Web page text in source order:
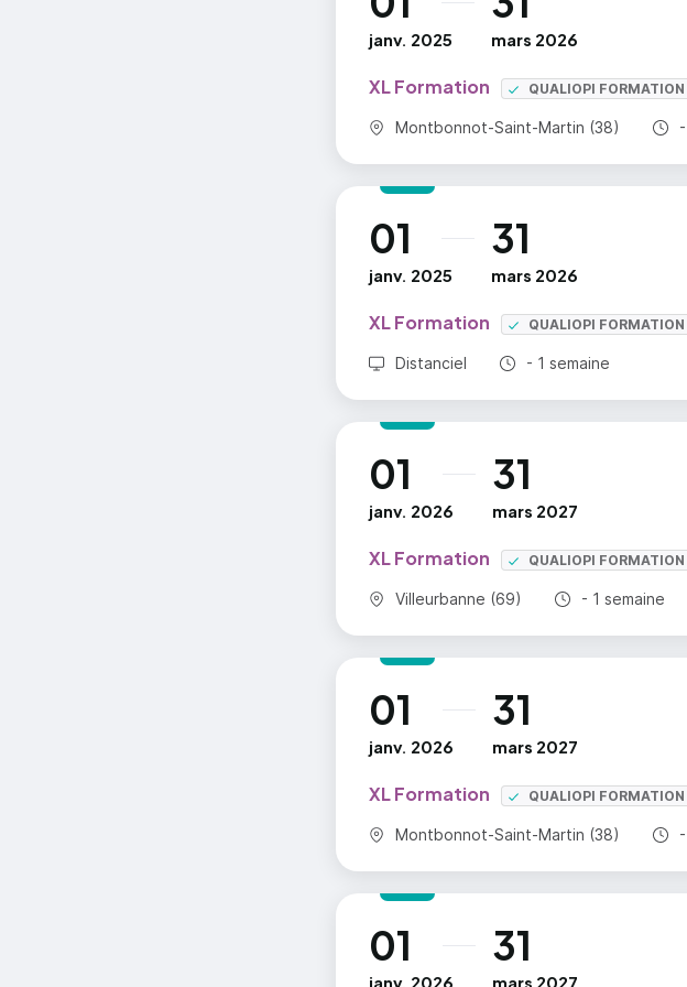
janv. 2025 mars 2026
XL Formation QUALIOPI FORMATION
Commune :
Montbonnot-Saint-Martin (38)
01
janv. 2025
au 31
mars 2026
XL Formation QUALIOPI FORMATION
Distanciel Durée totale :
- 1 semaine
01
janv. 2026
au 31
mars 2027
XL Formation QUALIOPI FORMATION
Commune :
Villeurbanne (69) Durée totale :
- 1 semaine
01
janv. 2026
au 31
mars 2027
XL Formation QUALIOPI FORMATION
Commune :
Montbonnot-Saint-Martin (38)
01
janv. 2026
au 31
mars 2027